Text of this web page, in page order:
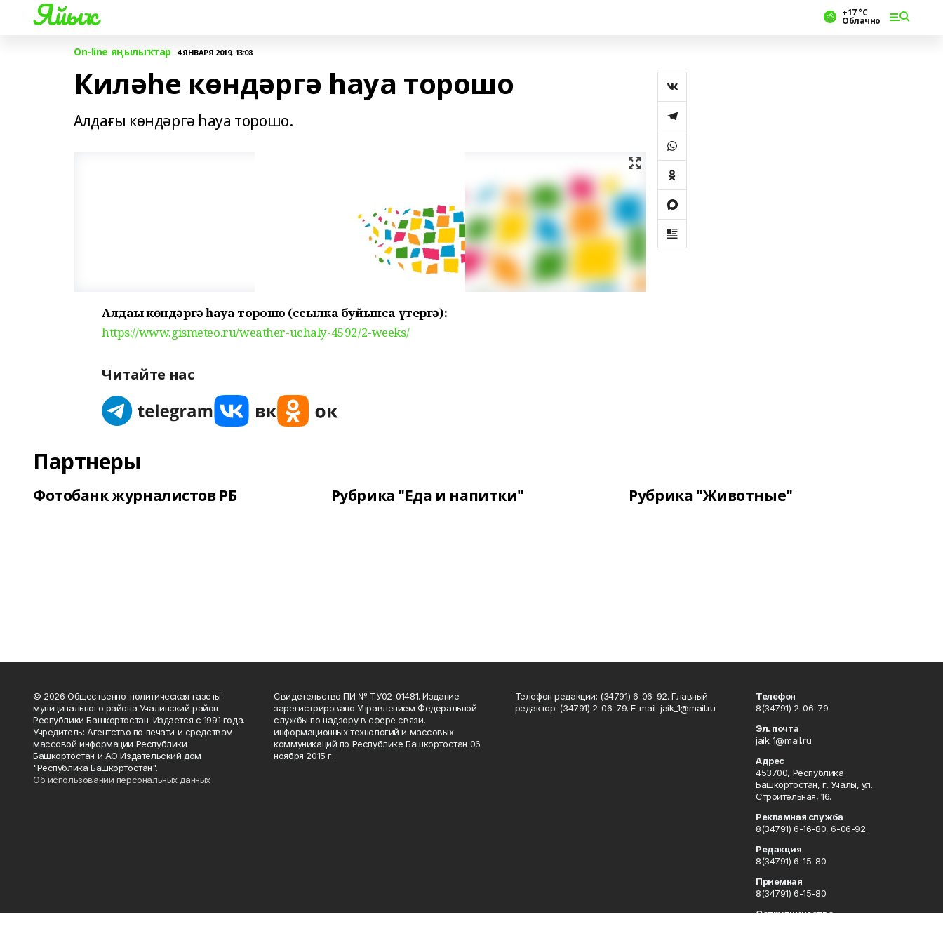
Яйыҡ +17 °С
Облачно
On-line яңылыҡтар 4 ЯНВАРЯ 2019, 13:08
Киләһе көндәргә һауа торошо
Алдағы көндәргә һауа торошо.
Алдағы көндәргә һауа торошо (ссылка буйынса үтергә):
https://www.gismeteo.ru/weather-uchaly-4592/2-weeks/
Читайте нас
Партнеры
Фотобанк журналистов РБ Рубрика "Еда и напитки" Рубрика "Животные"
© 2026 Общественно-политическая газеты
муниципального района Учалинский район
Республики Башкортостан. Издается с 1991 года.
Учредитель: Агентство по печати и средствам
массовой информации Республики
Башкортостан и АО Издательский дом
"Республика Башкортостан".
Об использовании персональных данных
Свидетельство ПИ № ТУ02-01481. Издание
зарегистрировано Управлением Федеральной
службы по надзору в сфере связи,
информационных технологий и массовых
коммуникаций по Республике Башкортостан 06
ноября 2015 г.
Телефон редакции: (34791) 6-06-92. Главный
редактор: (34791) 2-06-79. Е-mаil: jaik_1@mail.ru
Телефон
8(34791) 2-06-79
Эл. почта
jaik_1@mail.ru
Адрес
453700, Республика
Башкортостан, г. Учалы, ул.
Строительная, 16.
Рекламная служба
8(34791) 6-16-80, 6-06-92
Редакция
8(34791) 6-15-80
Приемная
8(34791) 6-15-80
Сотрудничество